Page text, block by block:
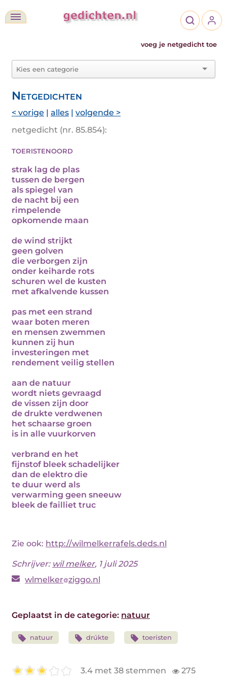
voeg je netgedicht toe
Netgedichten
< vorige | alles | volgende >
netgedicht (nr. 85.854):
toeristenoord
strak lag de plas
tussen de bergen
als spiegel van
de nacht bij een
rimpelende
opkomende maan
de wind strijkt
geen golven
die verborgen zijn
onder keiharde rots
schuren wel de kusten
met afkalvende kussen
pas met een strand
waar boten meren
en mensen zwemmen
kunnen zij hun
investeringen met
rendement veilig stellen
aan de natuur
wordt niets gevraagd
de vissen zijn door
de drukte verdwenen
het schaarse groen
is in alle vuurkorven
verbrand en het
fijnstof bleek schadelijker
dan de elektro die
te duur werd als
verwarming geen sneeuw
bleek de failliet truc
Zie ook: http://wilmelkerrafels.deds.nl
Schrijver: wil melker, 1 juli 2025
wlmelker ziggo.nl
Geplaatst in de categorie: natuur
natuur drúkte toeristen
3.4 met 38 stemmen 275